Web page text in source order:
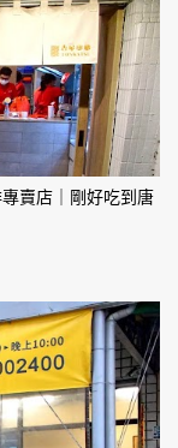
賣店｜剛好吃到唐